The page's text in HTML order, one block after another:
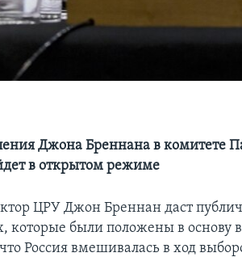
Джона Бреннана в комитете
в открытом режиме
ЦРУ Джон Бреннан даст
которые были положены в основу
Россия вмешивалась в ход